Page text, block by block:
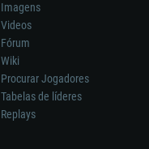
Imagens
Videos
Fórum
Wiki
Procurar Jogadores
Tabelas de líderes
Replays